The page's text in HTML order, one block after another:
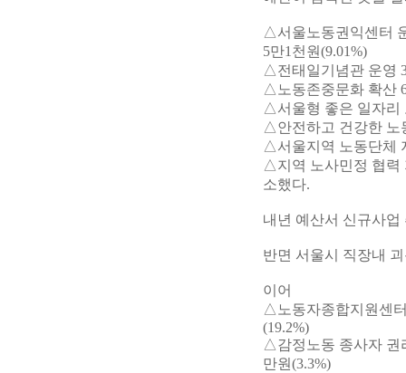
△서울노동권익센터
5만1천원(9.01%)
△전태일기념관 운영
△노동존중문화 확산
△서울형 좋은 일자리
△안전하고 건강한 노
△서울지역 노동단체
△지역 노사민정 협력
소했다.
내년 예산서 신규사
반면 서울시 직장내
이어
△노동자종합지원센터
(19.2%)
△감정노동 종사자 권
만원(3.3%)